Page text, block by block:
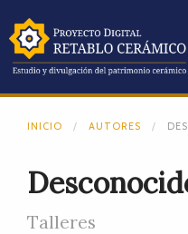
INICIO AUTORES
Talleres